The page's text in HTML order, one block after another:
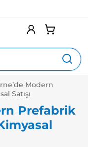
Menu
Child
Modern
Satışı
Prefabrik